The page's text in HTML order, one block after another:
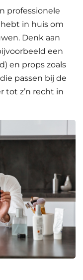
professionele
in huis om
Denk aan
een
en props zoals
passen bij de
tot z’n recht in